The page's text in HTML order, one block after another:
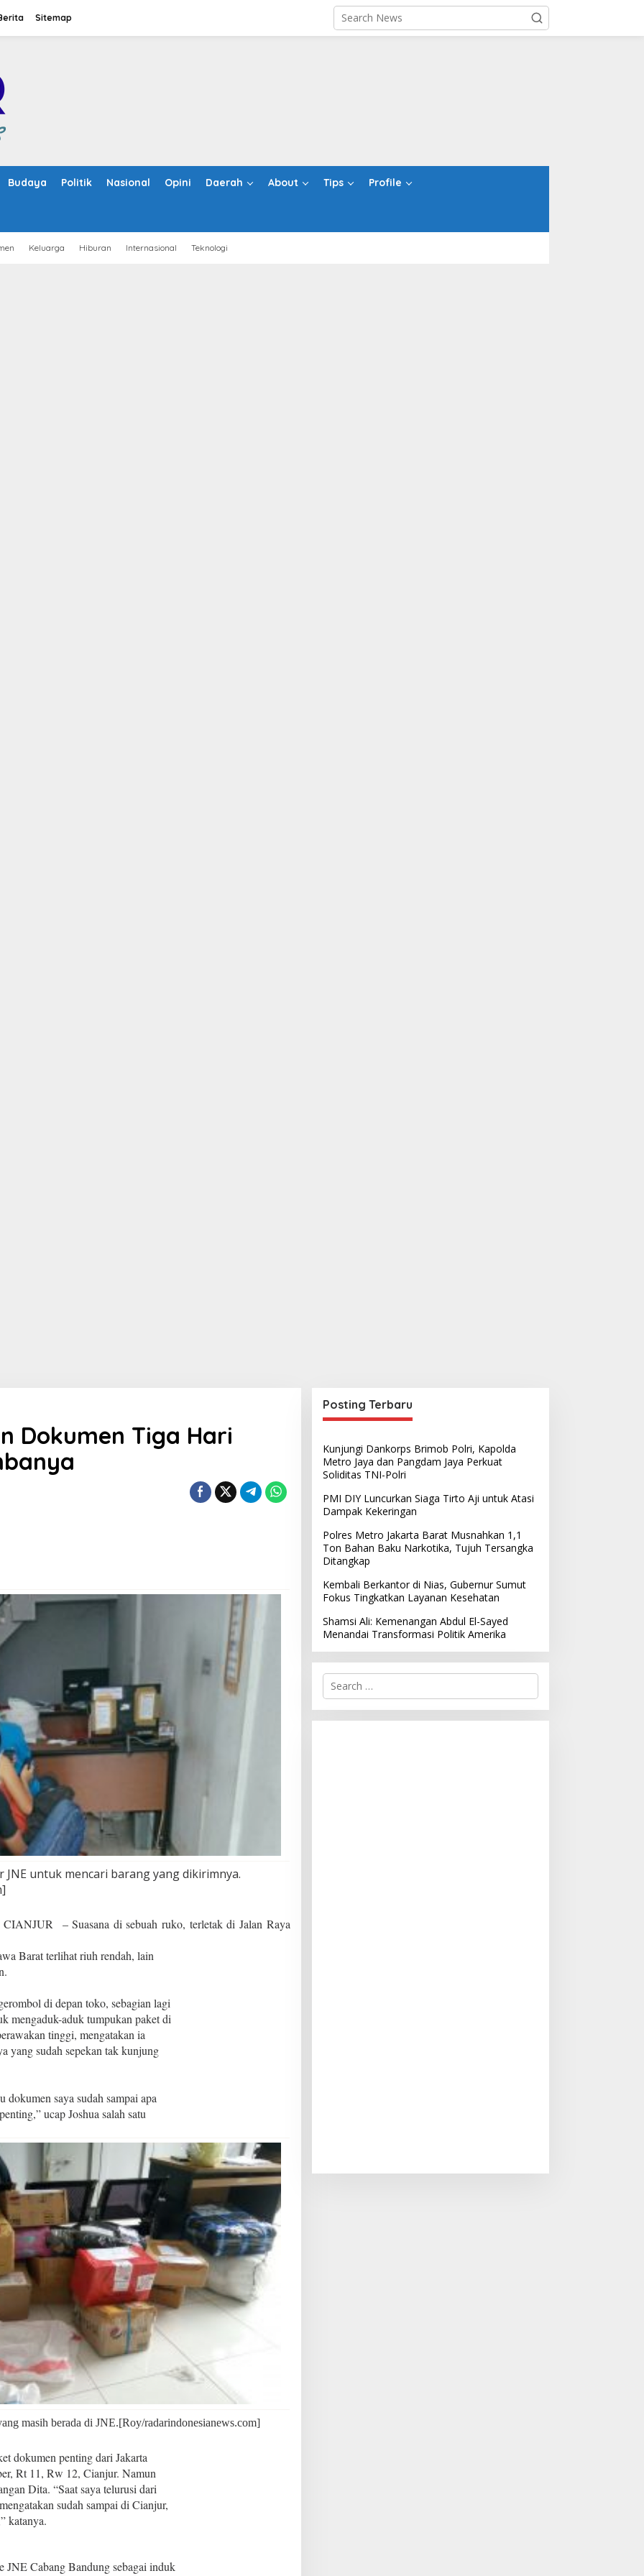
Sitemap
Budaya Politik Nasional Opini Daerah About Tips Profile
Keluarga Hiburan Internasional Teknologi
Dokumen Tiga Hari
untuk mencari barang yang dikirimnya.
– Suasana di sebuah ruko, terletak di Jalan Raya
Barat terlihat riuh rendah, lain
di depan toko, sebagian lagi
mengaduk-aduk tumpukan paket di
tinggi, mengatakan ia
yang sudah sepekan tak kunjung
dokumen saya sudah sampai apa
ucap Joshua salah satu
masih berada di JNE.[Roy/radarindonesianews.com]
dokumen penting dari Jakarta
Rt 11, Rw 12, Cianjur. Namun
Dita. “Saat saya telurusi dari
sudah sampai di Cianjur,
katanya.
JNE Cabang Bandung sebagai induk
Posting Terbaru
Kunjungi Dankorps Brimob Polri, Kapolda
Metro Jaya dan Pangdam Jaya Perkuat
Soliditas TNI-Polri
PMI DIY Luncurkan Siaga Tirto Aji untuk Atasi
Dampak Kekeringan
Polres Metro Jakarta Barat Musnahkan 1,1
Ton Bahan Baku Narkotika, Tujuh Tersangka
Ditangkap
Kembali Berkantor di Nias, Gubernur Sumut
Fokus Tingkatkan Layanan Kesehatan
Shamsi Ali: Kemenangan Abdul El-Sayed
Menandai Transformasi Politik Amerika
S
r